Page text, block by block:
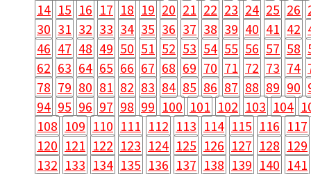
14 15 16 17 18 19 20 21 22 23 24 25 26
30 31 32 33 34 35 36 37 38 39 40 41 42
46 47 48 49 50 51 52 53 54 55 56 57 58
62 63 64 65 66 67 68 69 70 71 72 73 74
78 79 80 81 82 83 84 85 86 87 88 89 90
94 95 96 97 98 99 100 101 102 103 104
108 109 110 111 112 113 114 115 116 117
120 121 122 123 124 125 126 127 128 129
132 133 134 135 136 137 138 139 140 141